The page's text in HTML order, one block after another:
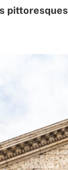
pittoresques